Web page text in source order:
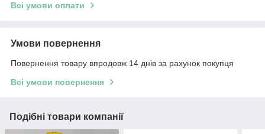
Всі умови оплати
Умови повернення
Повернення товару впродовж 14 днів за рахунок покупця
Всі умови повернення
Подібні товари компанії